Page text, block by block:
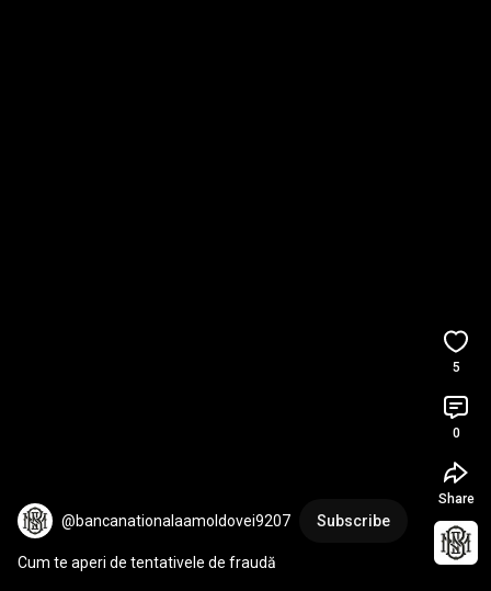
@bancanationalaamoldovei9207 Subscribe
Cum te aperi de tentativele de fraudă
5
0
Share